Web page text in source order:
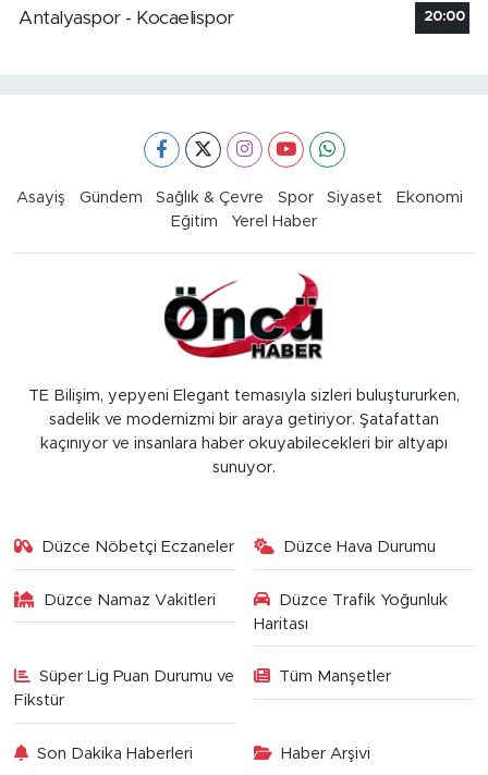
Antalyaspor - Kocaelispor 20:00
Asayiş Gündem Sağlık & Çevre Spor Siyaset
Ekonomi
Eğitim
Yerel Haber
TE Bilişim, yepyeni Elegant temasıyla sizleri buluştururken,
sadelik ve modernizmi bir araya getiriyor. Şatafattan
kaçınıyor ve insanlara haber okuyabilecekleri bir altyapı
sunuyor.
Düzce Nöbetçi Eczaneler Düzce Hava Durumu
Düzce Namaz Vakitleri
Düzce Trafik Yoğunluk
Haritası
Süper Lig Puan Durumu ve
Fikstür
Tüm Manşetler
Son Dakika Haberleri Haber Arşivi